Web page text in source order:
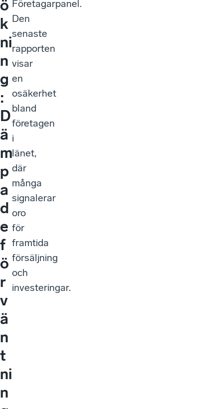
ö
k
ni
n
g
:
D
ä
m
p
a
d
e
f
ö
r
v
ä
n
t
ni
n
Företagarpanel.
Den
senaste
rapporten
visar
en
osäkerhet
bland
företagen
i
länet,
där
många
signalerar
oro
för
framtida
försäljning
och
investeringar.